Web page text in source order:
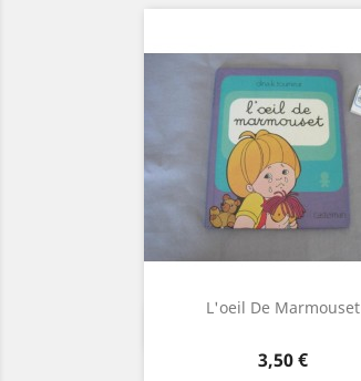
L'oeil De Marmouset
Prix
3,50 €